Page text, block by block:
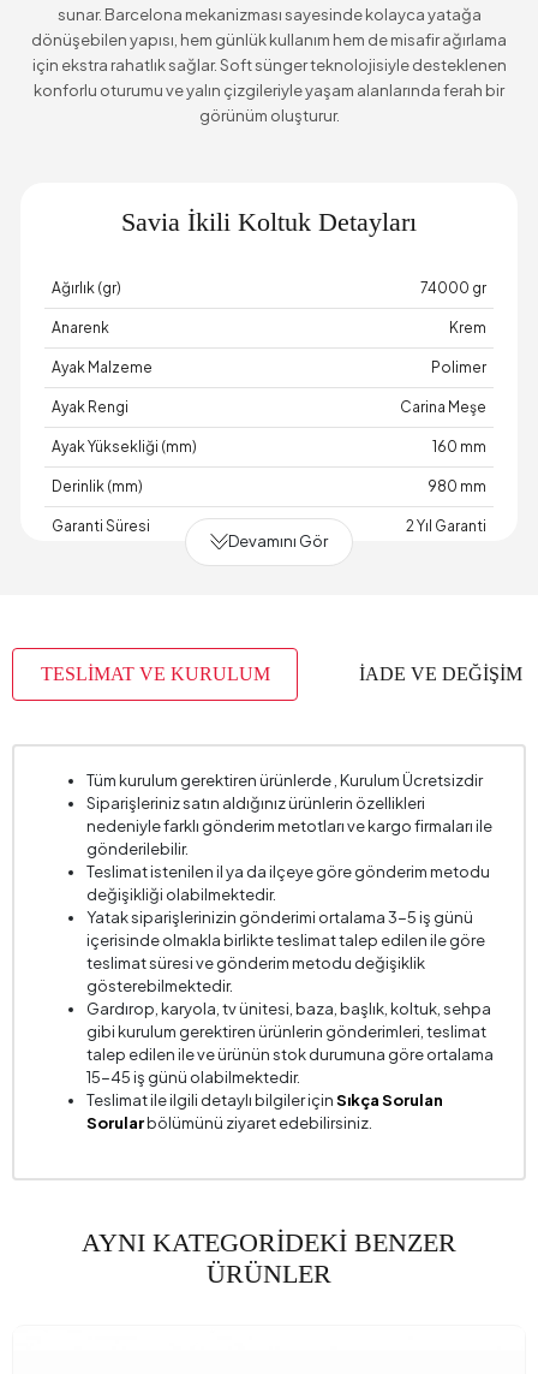
sunar. Barcelona mekanizması sayesinde kolayca yatağa
dönüşebilen yapısı, hem günlük kullanım hem de misafir ağırlama
için ekstra rahatlık sağlar. Soft sünger teknolojisiyle desteklenen
konforlu oturumu ve yalın çizgileriyle yaşam alanlarında ferah bir
görünüm oluşturur.
Savia İkili Koltuk Detayları
Ağırlık (gr) 74000 gr
Anarenk Krem
Ayak Malzeme Polimer
Ayak Rengi Carina Meşe
Ayak Yüksekliği (mm) 160 mm
Derinlik (mm) 980 mm
Garanti Süresi 2 Yıl Garanti
Kapasite
Kartela Kumaş No 2860
Kırlent 1 Ölçüsü 45 x 45 cm
Kırlent 2 Adet
Kırlent 2 Kumaş Rengi Krem
Kırlent 2 Ölçü 35 x 50 cm
Kol Genişliği (mm)
Kol Yüksekliği (mm) 690 mm
Kurulum Gerekliliği Evet
Oturma Derinliği (mm)
Oturma Genişliği (mm)
Kumaş Adı Kadife Dokulu
Devamını Gör
TESLİMAT VE KURULUM İADE VE DEĞİŞİM
Tüm kurulum gerektiren ürünlerde , Kurulum Ücretsizdir
Siparişleriniz satın aldığınız ürünlerin özellikleri
nedeniyle farklı gönderim metotları ve kargo firmaları ile
gönderilebilir.
Teslimat istenilen il ya da ilçeye göre gönderim metodu
değişikliği olabilmektedir.
Yatak siparişlerinizin gönderimi ortalama 3-5 iş günü
içerisinde olmakla birlikte teslimat talep edilen ile göre
teslimat süresi ve gönderim metodu değişiklik
gösterebilmektedir.
Gardırop, karyola, tv ünitesi, baza, başlık, koltuk, sehpa
gibi kurulum gerektiren ürünlerin gönderimleri, teslimat
talep edilen ile ve ürünün stok durumuna göre ortalama
15-45 iş günü olabilmektedir.
Teslimat ile ilgili detaylı bilgiler içinSıkça Sorulan
Sorularbölümünü ziyaret edebilirsiniz.
AYNI KATEGORİDEKİ BENZER
ÜRÜNLER